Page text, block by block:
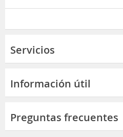
Servicios
Información útil
Preguntas frecuentes